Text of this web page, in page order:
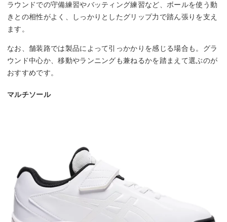
ラウンドでの守備練習やバッティング練習など、ボールを使う動
きとの相性がよく、しっかりとしたグリップ力で踏ん張りを支え
ます。
なお、舗装路では製品によって引っかかりを感じる場合も。グラ
ウンド中心か、移動やランニングも兼ねるかを踏まえて選ぶのが
おすすめです。
マルチソール